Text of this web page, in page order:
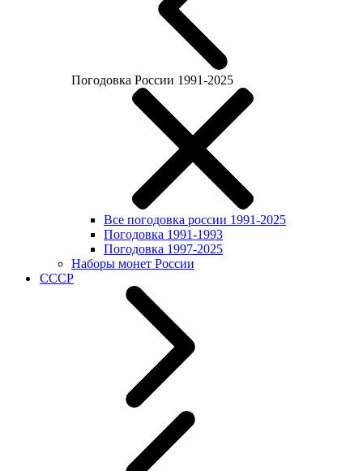
Погодовка России 1991-2025
Все погодовка россии 1991-2025
Погодовка 1991-1993
Погодовка 1997-2025
Наборы монет России
СССР